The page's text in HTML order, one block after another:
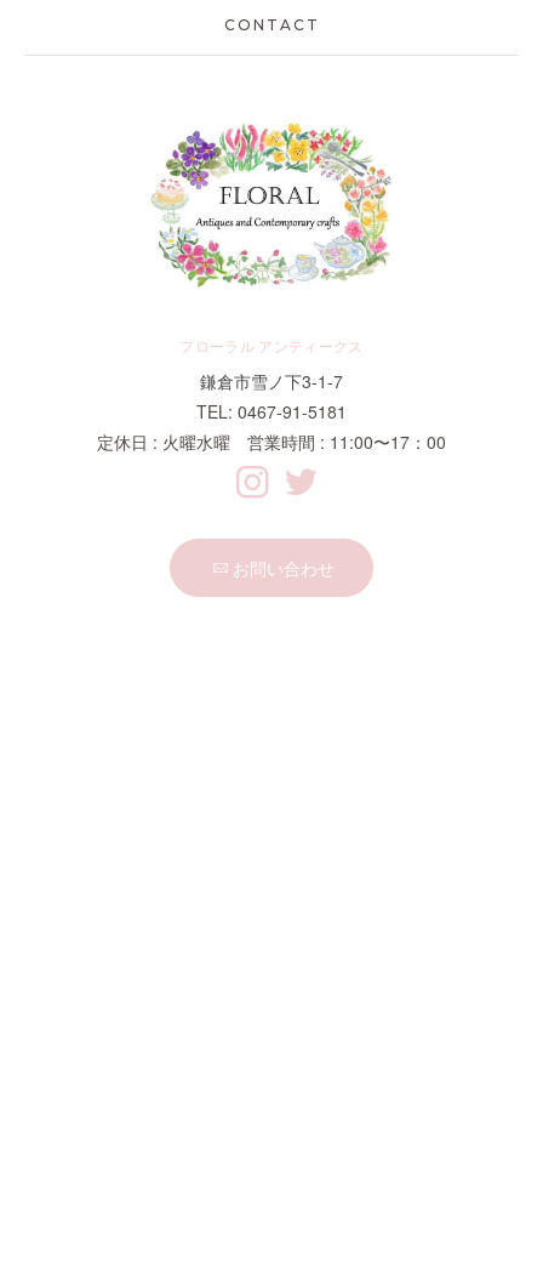
CONTACT
フローラル アンティークス
鎌倉市雪ノ下3-1-7
TEL: 0467-91-5181
定休日 : 火曜水曜 営業時間 : 11:00〜17：00
お問い合わせ